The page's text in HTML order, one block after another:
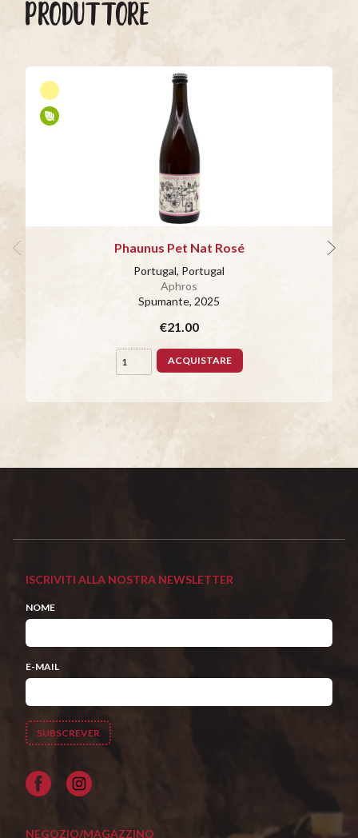
PRODUTTORE
Phaunus Pet Nat Rosé
Portugal, Portugal
Aphros
Spumante, 2025
€21.00
ACQUISTARE
ISCRIVITI ALLA NOSTRA NEWSLETTER
NOME
E-MAIL
Facebook
NEGOZIO/MAGAZZINO